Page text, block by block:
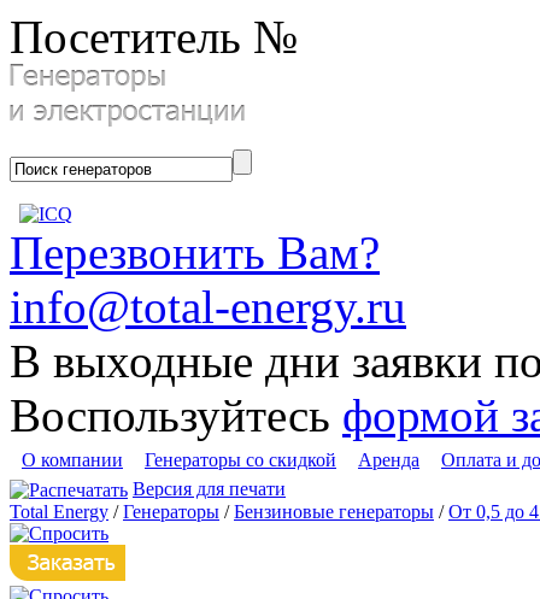
Посетитель №
Перезвонить Вам?
info@total-energy.ru
В выходные дни заявки
Воспользуйтесь формой
О компании Генераторы со скидкой Аренда
Оплата и
Версия для печати
Total Energy /Генераторы /Бензиновые генераторы /От 0,5 до